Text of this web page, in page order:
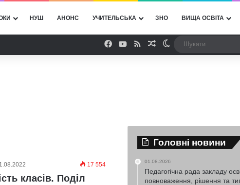
НУШ АНОНС УЧИТЕЛЬСЬКА ЗНО ВИЩА ОСВІТА
Facebook
YouTube
RSSВипадкова стаття
Switch skin
17 554
класів. Поділ
Головні новини
01.08.2026
Педагогічна рада закладу
повноваження, рішення та